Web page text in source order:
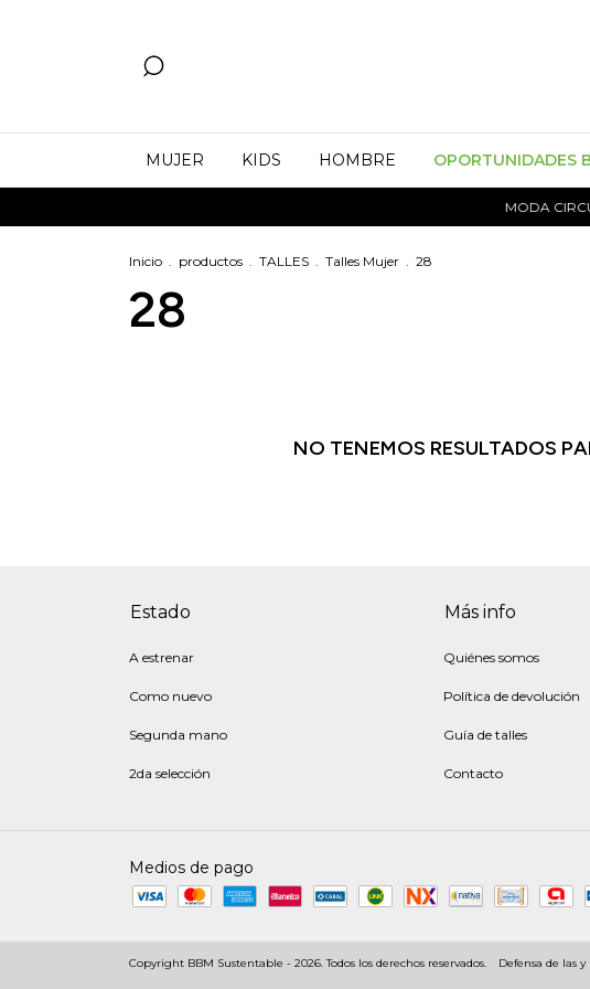
MUJER KIDS HOMBRE OPORTUNIDADES
MODA
Inicio . productos . TALLES . Talles Mujer . 28
28
NO TENEMOS RESULTADOS
Estado
A estrenar
Como nuevo
Segunda mano
2da selección
Más info
Quiénes somos
Política de devolución
Guía de talles
Contacto
Medios de pago
Copyright BBM Sustentable - 2026. Todos los derechos reservados. Defensa de las